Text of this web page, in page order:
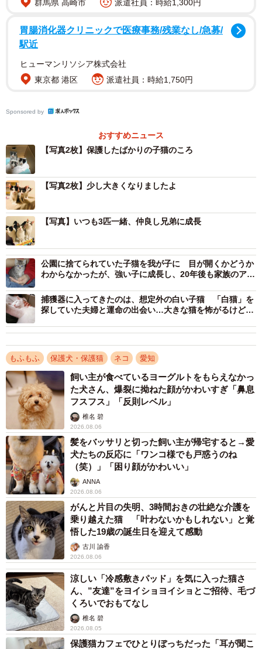
乳離れしたばかりの兄弟＝a_necotaroさん提供
東京都在住のAさんは、2018年5月に同窓会に参加するた
め、愛知県の実家に帰省した。同窓会に出席しなかった友
人に会うために友人宅に行き、友人家族と庭で談笑してい
たら、猫の鳴き声が聞こえたという。
「敷地内の倉庫を探してみると、4匹の子猫がいました。生
後約1ヶ月ほどで、2018春生まれだと思います。保護した5
月6日を誕生日にしました」
4/6
群馬県 高崎市
派遣社員：時給1,300円
胃腸消化器クリニックで医療事務/残業なし/急募/
駅近
ヒューマンリソシア株式会社
東京都 港区
派遣社員：時給1,750円
Sponsored by
おすすめニュース
【写真2枚】保護したばかりの子猫のころ
【写真2枚】少し大きくなりましたよ
【写真】いつも3匹一緒、仲良し兄弟に成長
公園に捨てられていた子猫を我が子に 目が開くかどうか
わからなかったが、強い子に成長し、20年後も家族のアイ
捕獲器に入ってきたのは、想定外の白い子猫 「白猫」を
探していた夫婦と運命の出会い…大きな猫を怖がるけど人
もふもふ 保護犬・保護猫 ネコ 愛知
飼い主が食べているヨーグルトをもらえなかっ
た犬さん、爆裂に拗ねた顔がかわいすぎ「鼻息
フスフス」「反則レベル」
椎名 碧
2026.08.06
髪をバッサリと切った飼い主が帰宅すると→愛
犬たちの反応に「ワンコ様でも戸惑うのね
（笑）」「困り顔がかわいい」
ANNA
2026.08.06
がんと片目の失明、3時間おきの壮絶な介護を
乗り越えた猫 「叶わないかもしれない」と覚
悟した19歳の誕生日を迎えて感動
古川 諭香
2026.08.06
涼しい「冷感敷きパッド」を気に入った猫さ
ん、”友達”をヨイショヨイショとご招待、毛づ
くろいでおもてなし
椎名 碧
2026.08.05
保護猫カフェでひとりぼっちだった「耳が聞こ